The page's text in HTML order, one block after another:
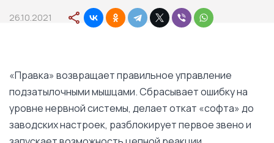
26.10.2021
«Правка» возвращает правильное управление
подзатылочными мышцами. Сбрасывает ошибку на
уровне нервной системы, делает откат «софта» до
заводских настроек, разблокирует первое звено и